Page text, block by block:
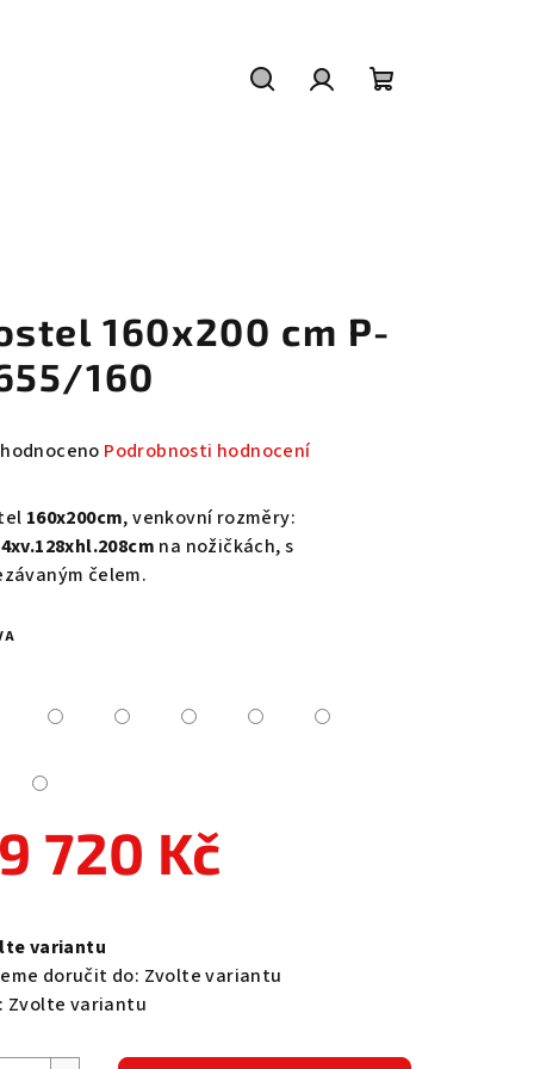
160x200 cm P-
160
Podrobnosti hodnocení
160x200cm, venkovní rozměry:
na nožičkách, s
čelem.
720 Kč
variantu
doručit do: Zvolte variantu
Zvolte variantu